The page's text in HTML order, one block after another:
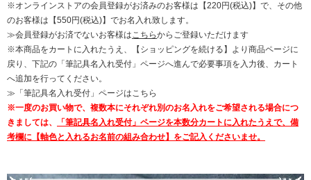
※オンラインストアの会員登録がお済みのお客様は【220円(税込)】で、その他
のお客様は【550円(税込)】でお名入れ致します。
≫会員登録がお済でないお客様はこちらからご登録いただけます
※本商品をカートに入れたうえ、【ショッピングを続ける】より商品ページに
戻り、下記の 「筆記具名入れ受付」ページへ進んで必要事項を入力後、カート
へ追加を行ってください。
≫「筆記具名入れ受付」ページはこちら
※一度のお買い物で、複数本にそれぞれ別のお名入れをご希望される場合につ
きましては、
「筆記具名入れ受付」ページを本数分カートに入れたうえで、備
考欄に【軸色と入れるお名前の組み合わせ】をご記入くださいませ。